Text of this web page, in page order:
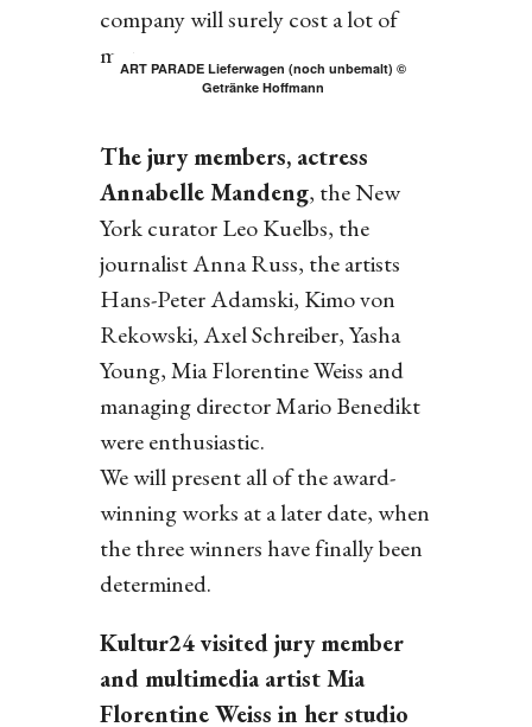
company will surely cost a lot of
money.
ART PARADE Lieferwagen (noch unbemalt) ©
Getränke Hoffmann
The jury members, actress
Annabelle Mandeng, the New
York curator Leo Kuelbs, the
journalist Anna Russ, the artists
Hans-Peter Adamski, Kimo von
Rekowski, Axel Schreiber, Yasha
Young, Mia Florentine Weiss and
managing director Mario Benedikt
were enthusiastic.
We will present all of the award-
winning works at a later date, when
the three winners have finally been
determined.
Kultur24 visited jury member
and multimedia artist Mia
Florentine Weiss in her studio